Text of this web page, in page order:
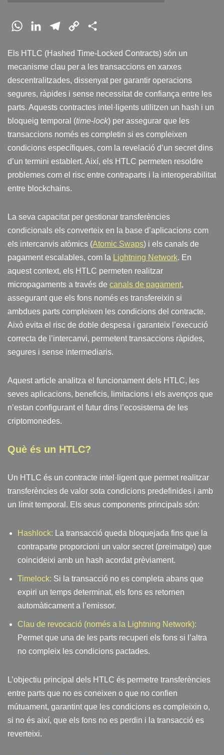
W
a
t
s
p
n
k
e
d
n
l
e
g
m
p
y
L
k
m
p
a
e
i
x
Els HTLC (Hashed Time-Locked Contracts) són un
mecanisme clau per a les transaccions en xarxes
descentralitzades, dissenyat per garantir operacions
segures, ràpides i sense necessitat de confiança entre les
parts. Aquests contractes intel·ligents utilitzen un hash i un
bloqueig temporal (time-lock) per assegurar que les
transaccions només es completin si es compleixen
condicions específiques, com la revelació d’un secret dins
d’un termini establert. Així, els HTLC permeten resoldre
problemes com el risc entre contraparts i la interoperabilitat
entre blockchains.
La seva capacitat per gestionar transferències
condicionals els converteix en la base d’aplicacions com
els intercanvis atòmics (Atomic Swaps) i els canals de
pagament escalables, com la
Lightning Network. En
aquest context, els HTLC permeten realitzar
micropagaments a través de canals de pagament,
assegurant que els fons només es transfereixin si
ambdues parts compleixen les condicions del contracte.
Això evita el risc de doble despesa i garanteix l’execució
correcta de l’intercanvi, permetent transaccions ràpides,
segures i sense intermediaris.
Aquest article analitza el funcionament dels HTLC, les
seves aplicacions, beneficis, limitacions i els avenços que
n’estan configurant el futur dins l’ecosistema de les
criptomonedes.
Què és un HTLC?
Un HTLC és un contracte intel·ligent que permet realitzar
transferències de valor sota condicions predefinides i amb
un límit temporal. Els seus components principals són:
Hashlock: La transacció queda bloquejada fins que la
contraparte proporcioni un valor secret (preimatge) que
coincideixi amb un hash acordat prèviament.
Timelock: Si la transacció no es completa abans que
expiri un temps determinat, els fons es retornen
automàticament a l’emissor.
Clau de revocació (només a la Lightning Network):
Permet que una de les parts recuperi els fons si l’altra
no compleix les condicions pactades.
L’objectiu principal dels HTLC és permetre transferències
entre parts que no es coneixen o que no confien
mútuament, garantint que les condicions es compleixin o,
si no és així, que els fons no es perdin i la transacció es
reverteixi.